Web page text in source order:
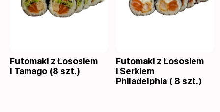
Futomaki z Łososiem
I Tamago (8 szt.)
Futomaki z Łososiem
i Serkiem
Philadelphia ( 8 szt.)